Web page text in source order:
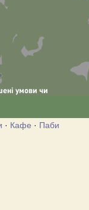
· Кафе · Паби